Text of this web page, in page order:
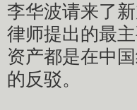
李华波请来了
律师提出的最
资产都是在中
的反驳。